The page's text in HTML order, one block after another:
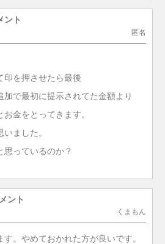
ント
匿名
印を押させたら最後
加で最初に提示されてた金額より
金をとってきます。
ました。
思っているのか？
ント
くまもん
。やめておかれた方が良いです。